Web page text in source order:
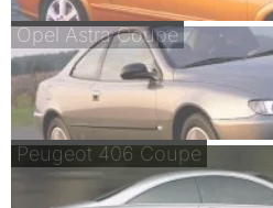
Opel Astra Coupe
Peugeot 406 Coupe